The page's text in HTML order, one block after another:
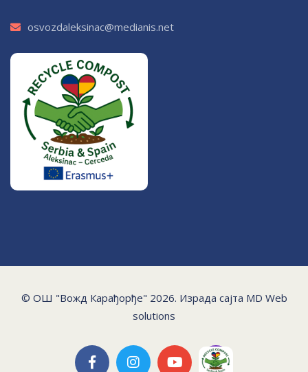
osvozdaleksinac@medianis.net
© ОШ "Вожд Карађорђе" 2026. Израда сајта MD Web
solutions